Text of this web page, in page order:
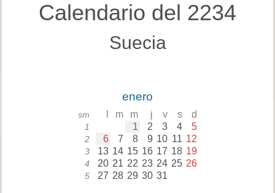
Calendario del 2234
Suecia
enero
sm m m j v s d
1 1 2 3 4 5
2 6 7 8 9 10 11 12
3 13 14 15 16 17 18 19
4 20 21 22 23 24 25 26
5 27 28 29 30 31